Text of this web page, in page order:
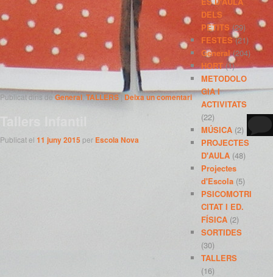
Publicat dins deGeneral,TALLERS|Deixa un comentari
Publicat el 11 juny 2015 per Escola Nova
DELS
PETITS (29)
FESTES(21)
General(204)
HORT(1)
METODOLO
GIA I
ACTIVITATS
(22)
MÚSICA(2)
PROJECTES
D'AULA(48)
Projectes
d'Escola(5)
PSICOMOTRI
CITAT I ED.
FÍSICA(2)
SORTIDES
(30)
TALLERS
(16)